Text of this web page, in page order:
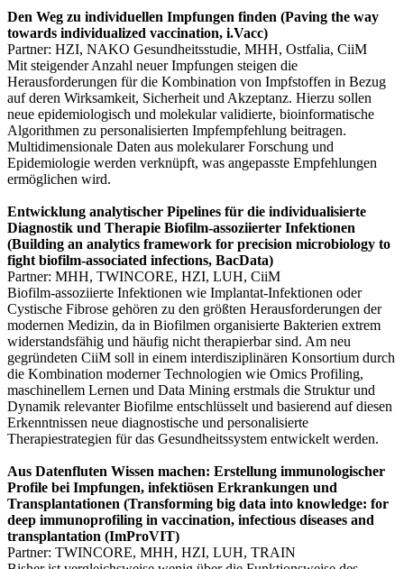
Den Weg zu individuellen Impfungen finden (Paving the way
towards individualized vaccination, i.Vacc)
Partner: HZI, NAKO Gesundheitsstudie, MHH, Ostfalia, CiiM
Mit steigender Anzahl neuer Impfungen steigen die
Herausforderungen für die Kombination von Impfstoffen in Bezug
auf deren Wirksamkeit, Sicherheit und Akzeptanz. Hierzu sollen
neue epidemiologisch und molekular validierte, bioinformatische
Algorithmen zu personalisierten Impfempfehlung beitragen.
Multidimensionale Daten aus molekularer Forschung und
Epidemiologie werden verknüpft, was angepasste Empfehlungen
ermöglichen wird.
Entwicklung analytischer Pipelines für die individualisierte
Diagnostik und Therapie Biofilm-assoziierter Infektionen
(Building an analytics framework for precision microbiology to
fight biofilm-associated infections, BacData)
Partner: MHH, TWINCORE, HZI, LUH, CiiM
Biofilm-assoziierte Infektionen wie Implantat-Infektionen oder
Cystische Fibrose gehören zu den größten Herausforderungen der
modernen Medizin, da in Biofilmen organisierte Bakterien extrem
widerstandsfähig und häufig nicht therapierbar sind. Am neu
gegründeten CiiM soll in einem interdisziplinären Konsortium durch
die Kombination moderner Technologien wie Omics Profiling,
maschinellem Lernen und Data Mining erstmals die Struktur und
Dynamik relevanter Biofilme entschlüsselt und basierend auf diesen
Erkenntnissen neue diagnostische und personalisierte
Therapiestrategien für das Gesundheitssystem entwickelt werden.
Aus Datenfluten Wissen machen: Erstellung immunologischer
Profile bei Impfungen, infektiösen Erkrankungen und
Transplantationen (Transforming big data into knowledge: for
deep immunoprofiling in vaccination, infectious diseases and
transplantation (ImProVIT)
Partner: TWINCORE, MHH, HZI, LUH, TRAIN